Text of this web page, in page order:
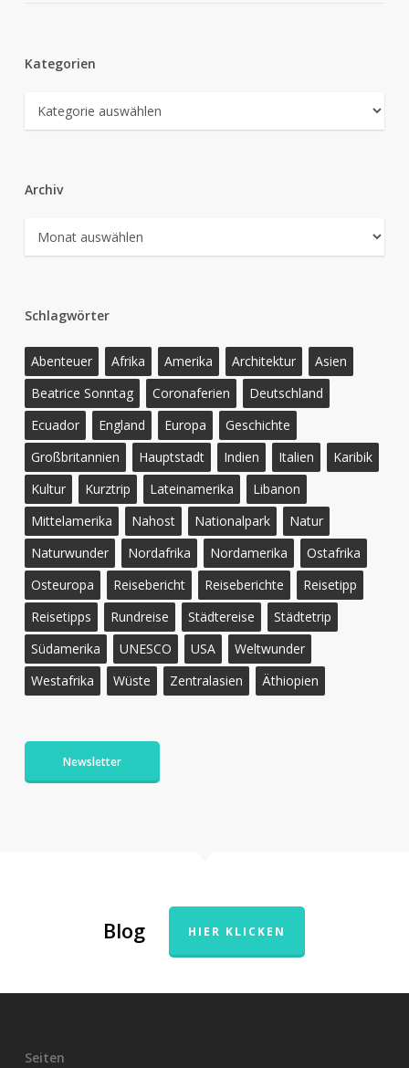
Kategorien
Kategorien
Archiv
Archiv
Schlagwörter
Abenteuer Afrika Amerika Architektur
Asien
Beatrice Sonntag
Coronaferien
Deutschland
Ecuador
England Europa
Geschichte
Großbritannien
Hauptstadt Indien Italien
Karibik
Kultur
Kurztrip Lateinamerika
Libanon
Mittelamerika
Nahost Nationalpark
Natur
Naturwunder
Nordafrika Nordamerika
Ostafrika
Osteuropa
Reisebericht Reiseberichte
Reisetipp
Reisetipps
Rundreise Städtereise
Städtetrip
Südamerika
UNESCO USA
Weltwunder
Westafrika
Wüste Zentralasien Äthiopien
Newsletter
Blog HIER KLICKEN
Seiten